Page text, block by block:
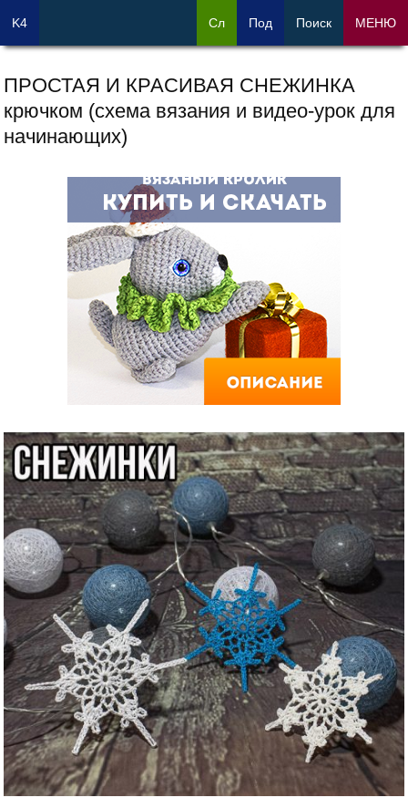
ПРОСТАЯ И КРАСИВАЯ СНЕЖИНКА
крючком (схема вязания и видео-урок для
начинающих)
K4 Сл Под Поиск МЕНЮ